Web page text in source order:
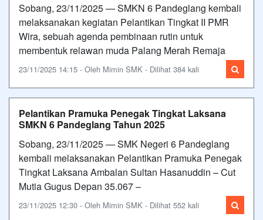
Sobang, 23/11/2025 — SMKN 6 Pandeglang kembali
melaksanakan kegiatan Pelantikan Tingkat II PMR
Wira, sebuah agenda pembinaan rutin untuk
membentuk relawan muda Palang Merah Remaja
23/11/2025 14:15 - Oleh Mimin SMK - Dilihat 384 kali
Pelantikan Pramuka Penegak Tingkat Laksana
SMKN 6 Pandeglang Tahun 2025
Sobang, 23/11/2025 — SMK Negeri 6 Pandeglang
kembali melaksanakan Pelantikan Pramuka Penegak
Tingkat Laksana Ambalan Sultan Hasanuddin – Cut
Mutia Gugus Depan 35.067 –
23/11/2025 12:30 - Oleh Mimin SMK - Dilihat 552 kali